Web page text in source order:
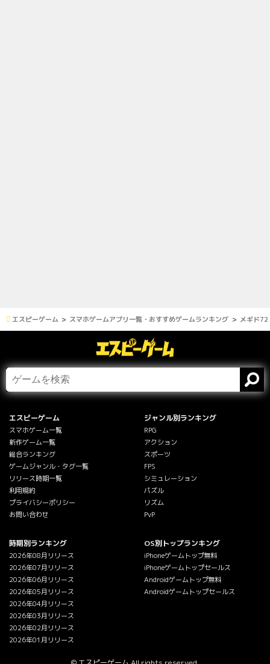
エスピーゲーム スマホゲームアプリ一覧・おすすめゲームランキング メギド72
エスピーゲーム
スマホゲーム一覧
新作ゲーム一覧
総合ランキング
ゲームジャンル・タグ一覧
リリース時期一覧
利用規約
プライバシーポリシー
お問い合わせ
ジャンル別ランキング
RPG
アクション
スポーツ
FPS
シミュレーション
パズル
リズム
PvP
時期別ランキング
2026年08月リリース
2026年07月リリース
2026年06月リリース
2026年05月リリース
2026年04月リリース
2026年03月リリース
2026年02月リリース
2026年01月リリース
OS別トップランキング
iPhoneゲームトップ無料
iPhoneゲームトップセールス
Androidゲームトップ無料
Androidゲームトップセールス